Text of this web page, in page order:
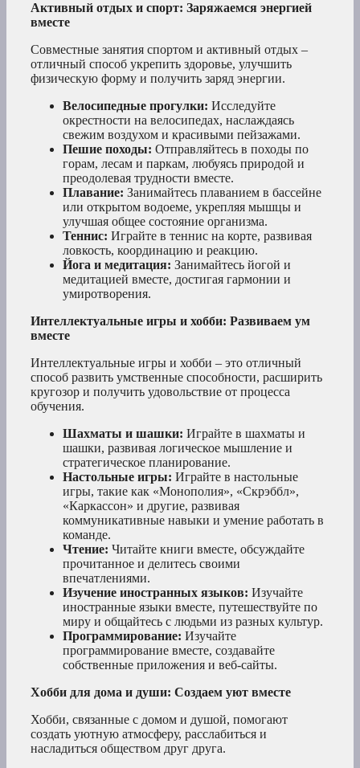
Активный отдых и спорт: Заряжаемся энергией
вместе
Совместные занятия спортом и активный отдых –
отличный способ укрепить здоровье, улучшить
физическую форму и получить заряд энергии.
Велосипедные прогулки: Исследуйте
окрестности на велосипедах, наслаждаясь
свежим воздухом и красивыми пейзажами.
Пешие походы: Отправляйтесь в походы по
горам, лесам и паркам, любуясь природой и
преодолевая трудности вместе.
Плавание: Занимайтесь плаванием в бассейне
или открытом водоеме, укрепляя мышцы и
улучшая общее состояние организма.
Теннис: Играйте в теннис на корте, развивая
ловкость, координацию и реакцию.
Йога и медитация: Занимайтесь йогой и
медитацией вместе, достигая гармонии и
умиротворения.
Интеллектуальные игры и хобби: Развиваем ум
вместе
Интеллектуальные игры и хобби – это отличный
способ развить умственные способности, расширить
кругозор и получить удовольствие от процесса
обучения.
Шахматы и шашки: Играйте в шахматы и
шашки, развивая логическое мышление и
стратегическое планирование.
Настольные игры: Играйте в настольные
игры, такие как «Монополия», «Скрэббл»,
«Каркассон» и другие, развивая
коммуникативные навыки и умение работать в
команде.
Чтение: Читайте книги вместе, обсуждайте
прочитанное и делитесь своими
впечатлениями.
Изучение иностранных языков: Изучайте
иностранные языки вместе, путешествуйте по
миру и общайтесь с людьми из разных культур.
Программирование: Изучайте
программирование вместе, создавайте
собственные приложения и веб-сайты.
Хобби для дома и души: Создаем уют вместе
Хобби, связанные с домом и душой, помогают
создать уютную атмосферу, расслабиться и
насладиться обществом друг друга.